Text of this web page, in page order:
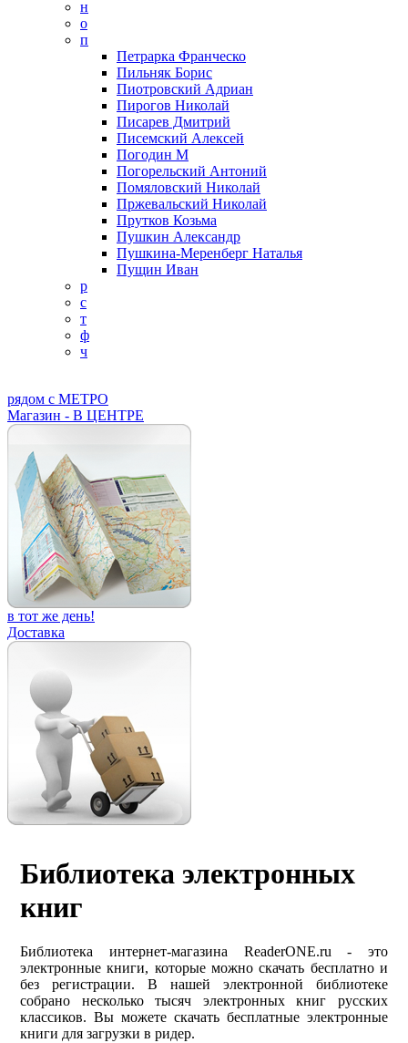
н
о
п
Петрарка Франческо
Пильняк Борис
Пиотровский Адриан
Пирогов Николай
Писарев Дмитрий
Писемский Алексей
Погодин М
Погорельский Антоний
Помяловский Николай
Пржевальский Николай
Прутков Козьма
Пушкин Александр
Пушкина-Меренберг Наталья
Пущин Иван
р
с
т
ф
ч
рядом с МЕТРО
Магазин - В ЦЕНТРЕ
в тот же день!
Доставка
Библиотека электронных
книг
Библиотека интернет-магазина ReaderONE.ru - это
электронные книги, которые можно скачать бесплатно и
без регистрации. В нашей электронной библиотеке
собрано несколько тысяч электронных книг русских
классиков. Вы можете скачать бесплатные электронные
книги для загрузки в ридер.